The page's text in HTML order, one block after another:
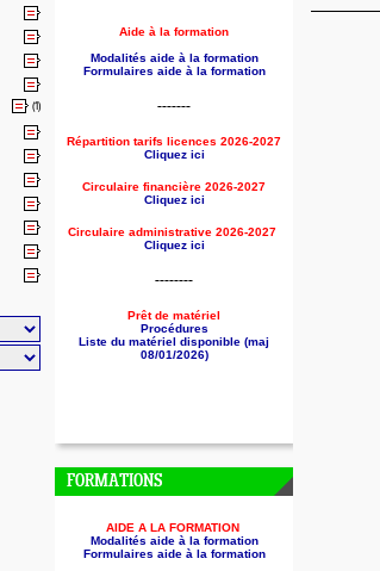
(1)
Aide à la formation
Modalités aide à la formation
Formulaires aide à la formation
-------
Répartition tarifs licences 2026-2027
Cliquez ici
Circulaire financière 2026-2027
Cliquez ici
Circulaire administrative 2026-2027
Cliquez ici
--------
Prêt de matériel
Procédures
Liste du matériel disponible (maj
08/01/2026)
FORMATIONS
AIDE A LA FORMATION
Modalités aide à la formation
Formulaires aide à la formation